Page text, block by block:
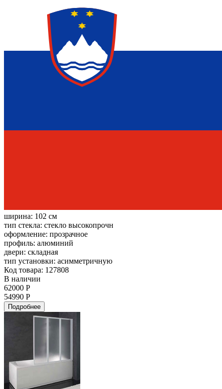
ширина: 102 см
тип стекла: стекло высокопрочн
оформление: прозрачное
профиль: алюминий
двери: складная
тип установки: асимметричную
Код товара: 127808
В наличии
62000 Р
54990 Р
Подробнее